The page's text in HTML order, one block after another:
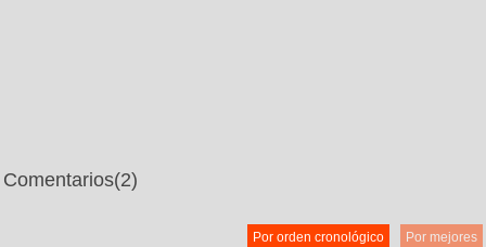
Comentarios(2)
Por mejores
Por orden cronológico